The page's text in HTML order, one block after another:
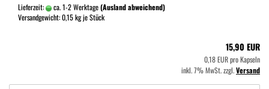
Lieferzeit: ca. 1-2 Werktage(Ausland abweichend)
Versandgewicht:0,15kg je Stück
15,90 EUR
0,18 EUR pro Kapseln
inkl. 7% MwSt. zzgl.Versand